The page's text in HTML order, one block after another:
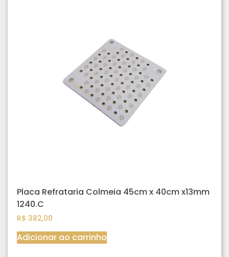
Placa Refrataria Colmeia 45cm x 40cm x13mm
1240.C
R$ 382,00
Adicionar ao carrinho